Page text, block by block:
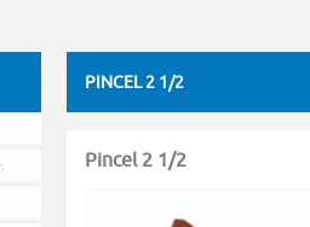
PINCEL 2 1/2
Pincel 2 1/2